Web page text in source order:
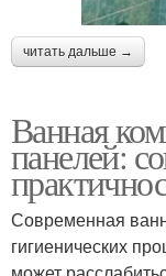
читать дальше →
Ванная
панелей:
Современная
гигиенических